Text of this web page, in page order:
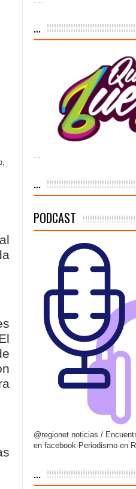
con
vía pública y
de
de la meta de
...
...
PODCAST
@regionet noticias /
en facebook-Periodismo en
...